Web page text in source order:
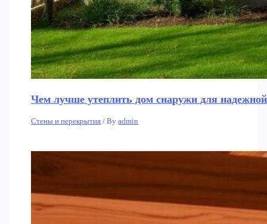
Чем лучше утеплить дом снаружи для
Стены и перекрытия / Byadmin